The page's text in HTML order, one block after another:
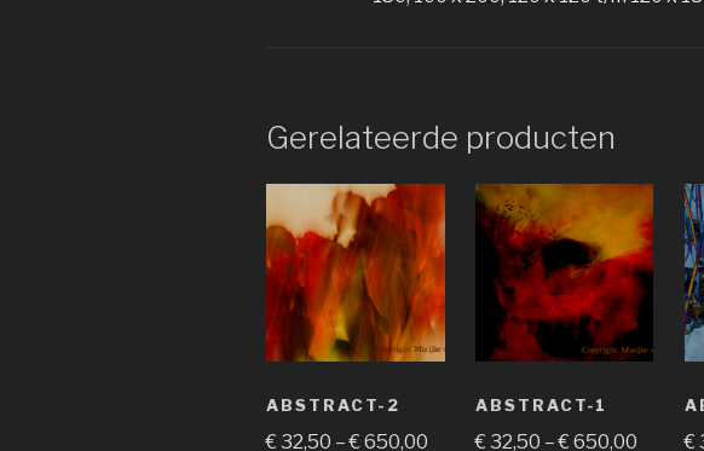
Gerelateerde producten
ABSTRACT-2
€ 32,50 –€ 650,00
ABSTRACT-1
€ 32,50 –€ 650,00 €